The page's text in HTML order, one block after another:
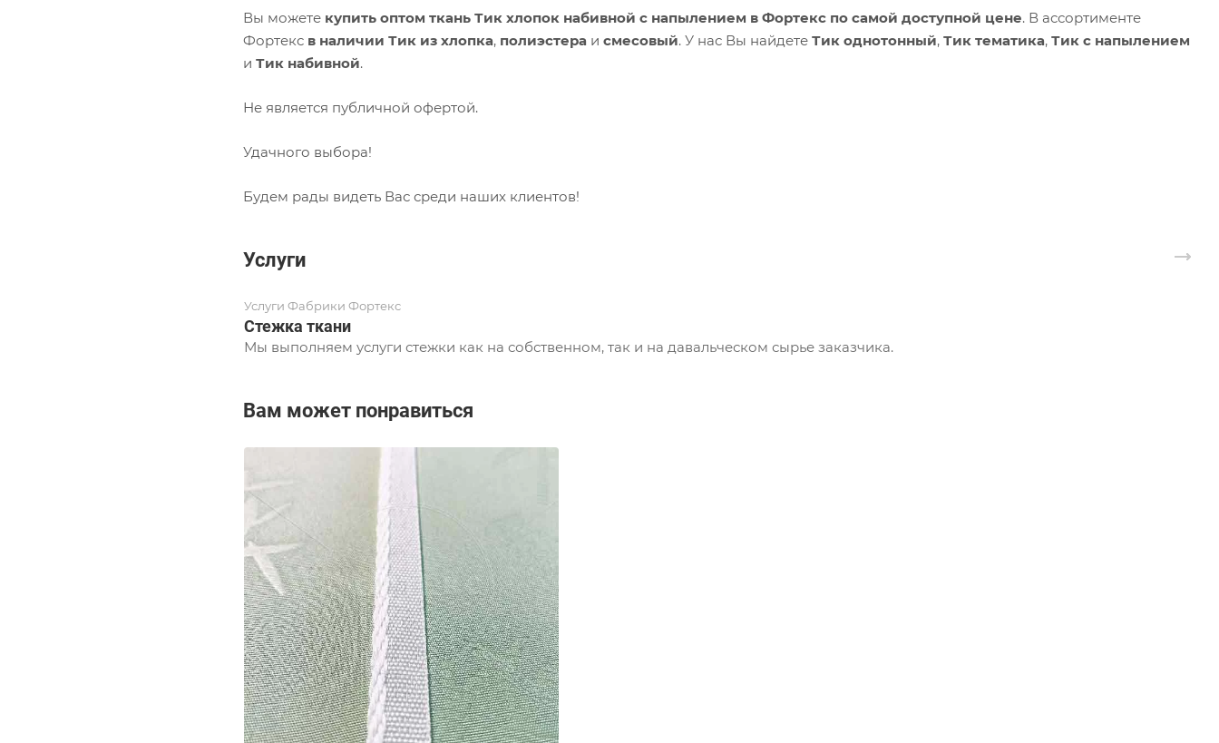
Вы можете купить оптом ткань Тик хлопок набивной с напылением в Фортекс по самой доступной цене. В ассортименте
Фортекс в наличии Тик из хлопка, полиэстера и смесовый. У нас Вы найдете Тик однотонный, Тик тематика, Тик с напылением
и Тик набивной.
Не является публичной офертой.
Удачного выбора!
Будем рады видеть Вас среди наших клиентов!
Услуги
Услуги Фабрики Фортекс
Стежка ткани
Мы выполняем услуги стежки как на собственном, так и на давальческом сырье заказчика.
Вам может понравиться